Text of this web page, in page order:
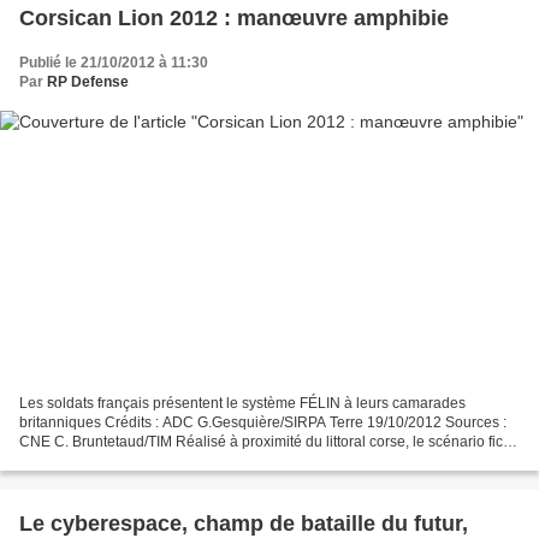
Corsican Lion 2012 : manœuvre amphibie
Publié le 21/10/2012 à 11:30
Par RP Defense
Les soldats français présentent le système FÉLIN à leurs camarades
britanniques Crédits : ADC G.Gesquière/SIRPA Terre 19/10/2012 Sources :
CNE C. Bruntetaud/TIM Réalisé à proximité du littoral corse, le scénario fictif
Le cyberespace, champ de bataille du futur,